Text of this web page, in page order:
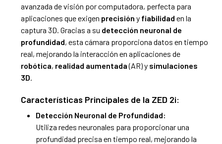
avanzada de visión por computadora, perfecta para
aplicaciones que exigen precisión y fiabilidad en la
captura 3D. Gracias a su detección neuronal de
profundidad, esta cámara proporciona datos en tiempo
real, mejorando la interacción en aplicaciones de
robótica, realidad aumentada(AR) y simulaciones
3D
Características Principales de la ZED 2i:
Detección Neuronal de Profundidad:
Utiliza redes neuronales para proporcionar una
profundidad precisa en tiempo real, mejorando la